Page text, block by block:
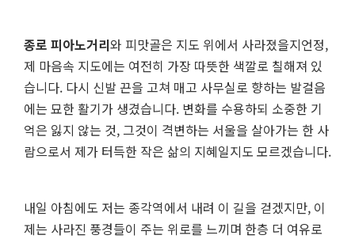
종로 피아노거리와 피맛골은 지도 위에서 사라졌을지언정,
제 마음속 지도에는 여전히 가장 따뜻한 색깔로 칠해져 있
습니다. 다시 신발 끈을 고쳐 매고 사무실로 향하는 발걸음
에는 묘한 활기가 생겼습니다. 변화를 수용하되 소중한 기
억은 잃지 않는 것, 그것이 격변하는 서울을 살아가는 한 사
람으로서 제가 터득한 작은 삶의 지혜일지도 모르겠습니다.
내일 아침에도 저는 종각역에서 내려 이 길을 걷겠지만, 이
제는 사라진 풍경들이 주는 위로를 느끼며 한층 더 여유로